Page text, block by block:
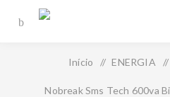
Início / ENERGIA /
Nobreak Sms Tech 600va